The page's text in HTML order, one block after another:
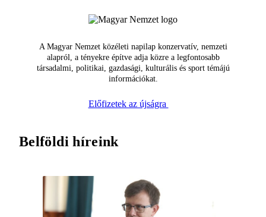
A Magyar Nemzet közéleti napilap konzervatív, nemzeti
alapról, a tényekre építve adja közre a legfontosabb
társadalmi, politikai, gazdasági, kulturális és sport témájú
információkat.
Előfizetek az újságra
Belföldi híreink